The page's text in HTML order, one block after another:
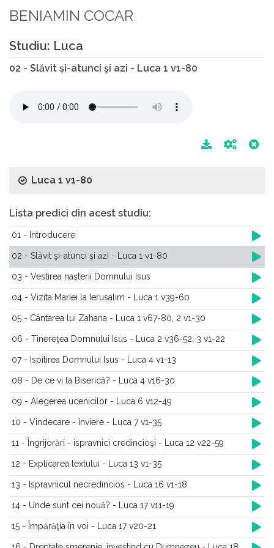
BENIAMIN COCAR
Studiu: Luca
02 - Slăvit şi-atunci şi azi - Luca 1 v1-80
Luca 1 v1-80
Lista predici din acest studiu:
01 - Introducere
02 - Slăvit şi-atunci şi azi - Luca 1 v1-80
03 - Vestirea naşterii Domnului Isus
04 - Vizita Mariei la Ierusalim - Luca 1 v39-60
05 - Cântarea lui Zaharia - Luca 1 v67-80, 2 v1-30
06 - Tinereţea Domnului Isus - Luca 2 v36-52, 3 v1-22
07 - Ispitirea Domnului Isus - Luca 4 v1-13
08 - De ce vi la Biserică? - Luca 4 v16-30
09 - Alegerea ucenicilor - Luca 6 v12-49
10 - Vindecare - înviere - Luca 7 v1-35
11 - Îngrijorări - ispravnici credincioşi - Luca 12 v22-59
12 - Explicarea textului - Luca 13 v1-35
13 - Ispravnicul necredincios - Luca 16 v1-18
14 - Unde sunt cei nouă? - Luca 17 v11-19
15 - Împărăţia în voi - Luca 17 v20-21